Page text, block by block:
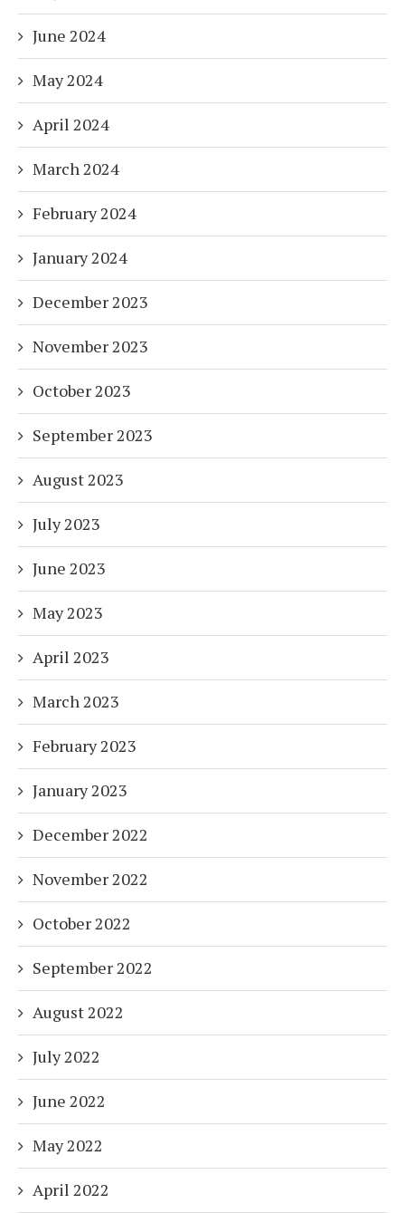
June 2024
May 2024
April 2024
March 2024
February 2024
January 2024
December 2023
November 2023
October 2023
September 2023
August 2023
July 2023
June 2023
May 2023
April 2023
March 2023
February 2023
January 2023
December 2022
November 2022
October 2022
September 2022
August 2022
July 2022
June 2022
May 2022
April 2022